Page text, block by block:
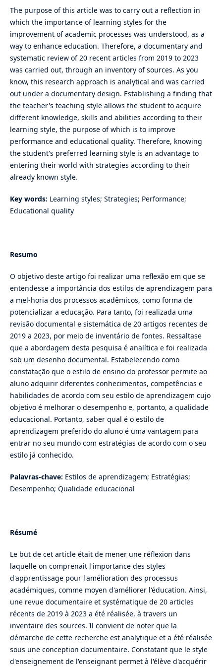
The purpose of this article was to carry out a reflection in
which the importance of learning styles for the
improvement of academic processes was understood, as a
way to enhance education. Therefore, a documentary and
systematic review of 20 recent articles from 2019 to 2023
was carried out, through an inventory of sources. As you
know, this research approach is analytical and was carried
out under a documentary design. Establishing a finding that
the teacher's teaching style allows the student to acquire
different knowledge, skills and abilities according to their
learning style, the purpose of which is to improve
performance and educational quality. Therefore, knowing
the student's preferred learning style is an advantage to
entering their world with strategies according to their
already known style.
Key words: Learning styles; Strategies; Performance;
Educational quality
Resumo
O objetivo deste artigo foi realizar uma reflexão em que se
entendesse a importância dos estilos de aprendizagem para
a mel-horia dos processos acadêmicos, como forma de
potencializar a educação. Para tanto, foi realizada uma
revisão documental e sistemática de 20 artigos recentes de
2019 a 2023, por meio de inventário de fontes. Ressaltase
que a abordagem desta pesquisa é analítica e foi realizada
sob um desenho documental. Estabelecendo como
constatação que o estilo de ensino do professor permite ao
aluno adquirir diferentes conhecimentos, competências e
habilidades de acordo com seu estilo de aprendizagem cujo
objetivo é melhorar o desempenho e, portanto, a qualidade
educacional. Portanto, saber qual é o estilo de
aprendizagem preferido do aluno é uma vantagem para
entrar no seu mundo com estratégias de acordo com o seu
estilo já conhecido.
Palavras-chave: Estilos de aprendizagem; Estratégias;
Desempenho; Qualidade educacional
Résumé
Le but de cet article était de mener une réflexion dans
laquelle on comprenait l'importance des styles
d'apprentissage pour l'amélioration des processus
académiques, comme moyen d'améliorer l'éducation. Ainsi,
une revue documentaire et systématique de 20 articles
récents de 2019 à 2023 a été réalisée, à travers un
inventaire des sources. Il convient de noter que la
démarche de cette recherche est analytique et a été réalisée
sous une conception documentaire. Constatant que le style
d'enseignement de l'enseignant permet à l'élève d'acquérir